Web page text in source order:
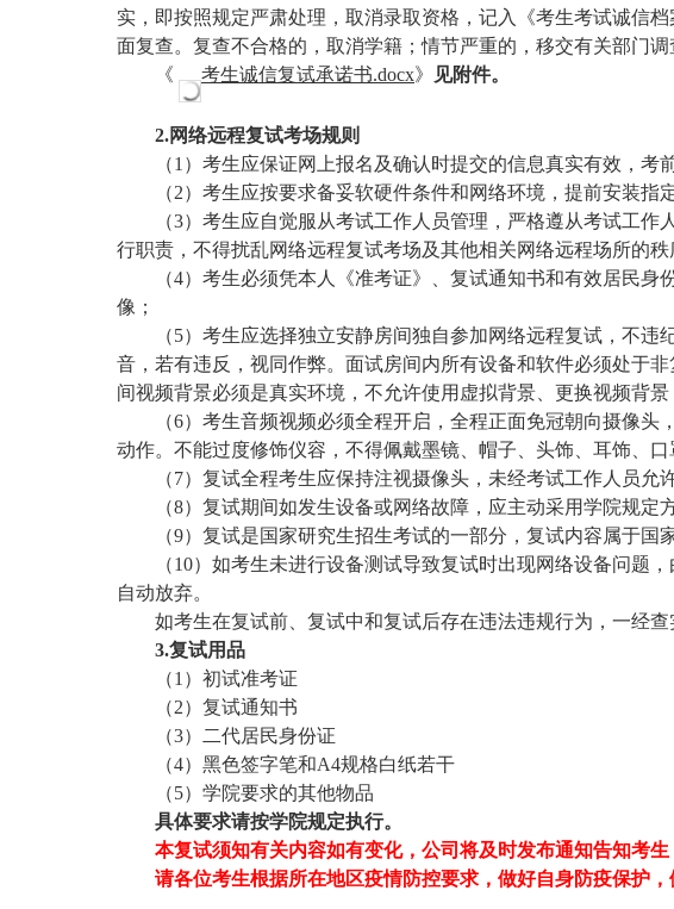
实，即按照规定严肃处理，取消录取资格，记入《考生考试诚信
面复查。复查不合格的，取消学籍；情节严重的，移交有关部门调
《
考生诚信复试承诺书.docx》 见附件。
2.网络远程复试考场规则
（1）考生应保证网上报名及确认时提交的信息真实有效，考
（2）考生应按要求备妥软硬件条件和网络环境，提前安装指
（3）考生应自觉服从考试工作人员管理，严格遵从考试工
行职责，不得扰乱网络远程复试考场及其他相关网络远程场所的秩
（4）考生必须凭本人《准考证》、复试通知书和有效居民身
像；
（5）考生应选择独立安静房间独自参加网络远程复试，不
音，若有违反，视同作弊。面试房间内所有设备和软件必须处于
间视频背景必须是真实环境，不允许使用虚拟背景、更换视频背景
（6）考生音频视频必须全程开启，全程正面免冠朝向摄像
动作。不能过度修饰仪容，不得佩戴墨镜、帽子、头饰、耳饰、
（7）复试全程考生应保持注视摄像头，未经考试工作人员允
（8）复试期间如发生设备或网络故障，应主动采用学院规定
（9）复试是国家研究生招生考试的一部分，复试内容属于国
（10）如考生未进行设备测试导致复试时出现网络设备问题
自动放弃。
如考生在复试前、复试中和复试后存在违法违规行为，一经
3.复试用品
（1）初试准考证
（2）复试通知书
（3）二代居民身份证
（4）黑色签字笔和A4规格白纸若干
（5）学院要求的其他物品
具体要求请按学院规定执行。
本复试须知有关内容如有变化，公司将及时发布通知告知考生
请各位考生根据所在地区疫情防控要求，做好自身防疫保护